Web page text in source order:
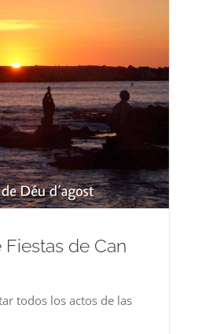
de Can
todos los actos de las